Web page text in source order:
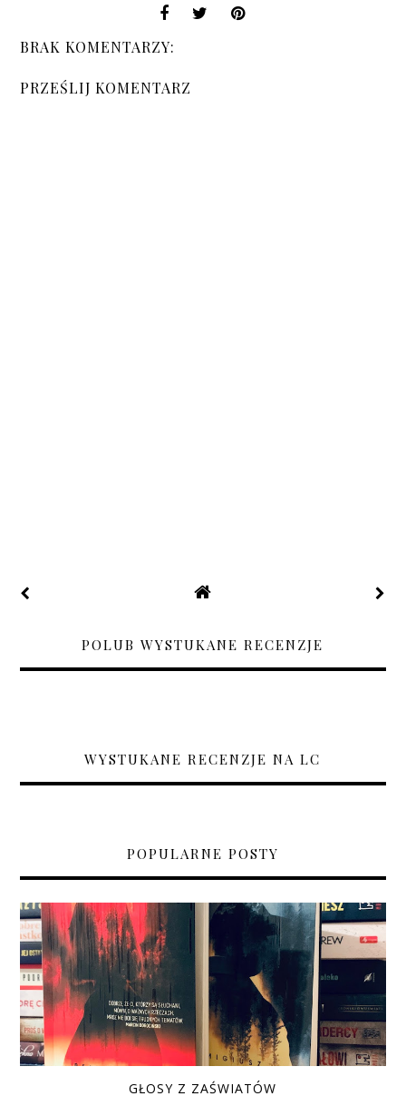
BRAK KOMENTARZY:
PRZEŚLIJ KOMENTARZ
POLUB WYSTUKANE RECENZJE
WYSTUKANE RECENZJE NA LC
POPULARNE POSTY
GŁOSY Z ZAŚWIATÓW